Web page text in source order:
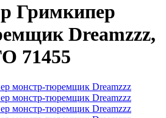
Гримкипер
Dreamzzz,
71455